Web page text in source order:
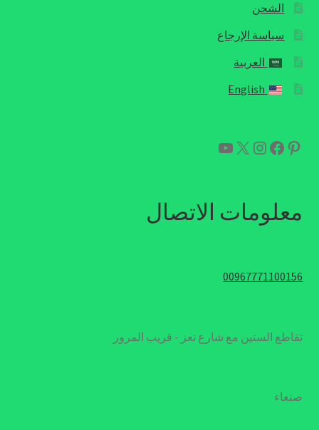
الشحن
سياسة الإرجاع
العربية
English
بينتريست
فيسبوك
إنستجرام
إكسيوتيوب
معلومات الاتصال
00967771100156
تقاطع الستين مع شارع تعز - قريب المرور
صنعاء